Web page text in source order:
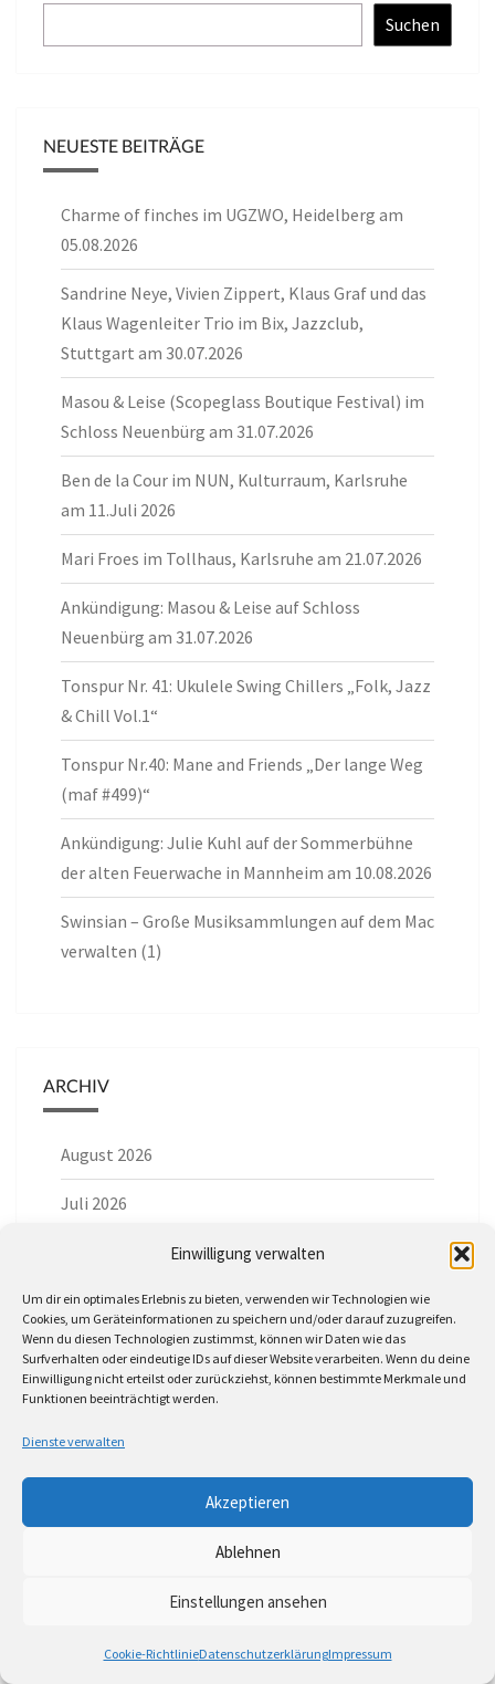
Einwilligung verwalten
Um dir ein optimales Erlebnis zu bieten, verwenden wir Technologien wie
Cookies, um Geräteinformationen zu speichern und/oder darauf zuzugreifen.
Wenn du diesen Technologien zustimmst, können wir Daten wie das
Surfverhalten oder eindeutige IDs auf dieser Website verarbeiten. Wenn du deine
Einwilligung nicht erteilst oder zurückziehst, können bestimmte Merkmale und
Funktionen beeinträchtigt werden.
Dienste verwalten
Akzeptieren
Ablehnen
Einstellungen ansehen
Cookie-RichtlinieDatenschutzerklärungImpressum
Suchen
NEUESTE BEITRÄGE
Charme of finches im UGZWO, Heidelberg am
05.08.2026
Sandrine Neye, Vivien Zippert, Klaus Graf und das
Klaus Wagenleiter Trio im Bix, Jazzclub,
Stuttgart am 30.07.2026
Masou & Leise (Scopeglass Boutique Festival) im
Schloss Neuenbürg am 31.07.2026
Ben de la Cour im NUN, Kulturraum, Karlsruhe
am 11.Juli 2026
Mari Froes im Tollhaus, Karlsruhe am 21.07.2026
Ankündigung: Masou & Leise auf Schloss
Neuenbürg am 31.07.2026
Tonspur Nr. 41: Ukulele Swing Chillers „Folk, Jazz
& Chill Vol.1“
Tonspur Nr.40: Mane and Friends „Der lange Weg
(maf #499)“
Ankündigung: Julie Kuhl auf der Sommerbühne
der alten Feuerwache in Mannheim am 10.08.2026
Swinsian – Große Musiksammlungen auf dem Mac
verwalten (1)
ARCHIV
August 2026
Juli 2026
Mai 2026
April 2026
März 2026
Februar 2026
November 2025